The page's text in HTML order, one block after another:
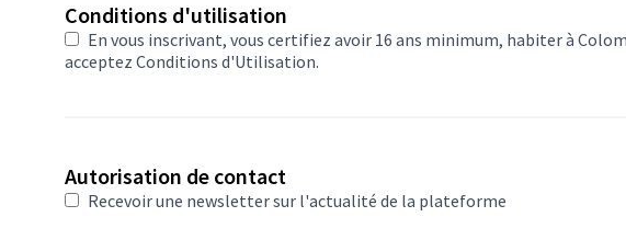
Conditions d'utilisation
En vous inscrivant, vous certifiez avoir 16 ans minimum, habiter à
acceptez Conditions d'Utilisation.
Autorisation de contact
Recevoir une newsletter sur l'actualité de la plateforme